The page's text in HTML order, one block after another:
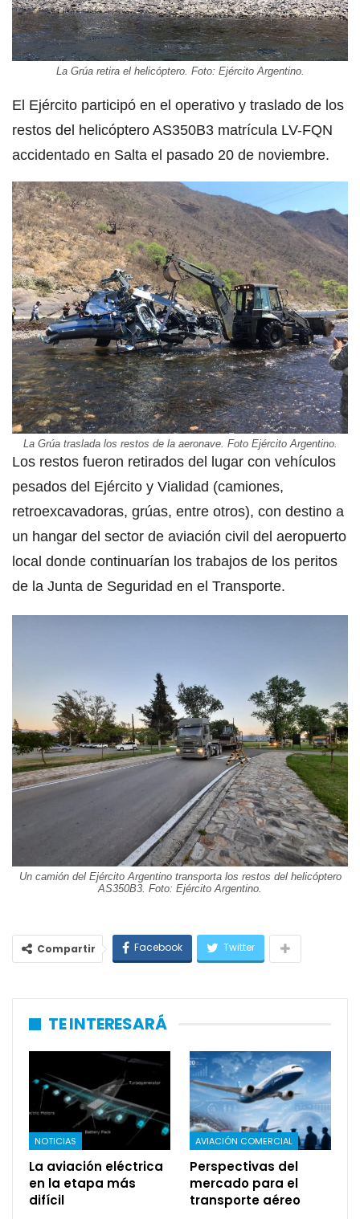
La Grúa retira el helicóptero. Foto: Ejército Argentino.
El Ejército participó en el operativo y traslado de los
restos del helicóptero AS350B3 matrícula LV-FQN
accidentado en Salta el pasado 20 de noviembre.
La Grúa traslada los restos de la aeronave. Foto Ejército Argentino.
Los restos fueron retirados del lugar con vehículos
pesados del Ejército y Vialidad (camiones,
retroexcavadoras, grúas, entre otros), con destino a
un hangar del sector de aviación civil del aeropuerto
local donde continuarían los trabajos de los peritos
de la Junta de Seguridad en el Transporte.
Un camión del Ejército Argentino transporta los restos del helicóptero
AS350B3. Foto: Ejército Argentino.
Compartir Facebook Twitter
TE INTERESARÁ
NOTICIAS
La aviación eléctrica
en la etapa más
difícil
AVIACIÓN COMERCIAL
Perspectivas del
mercado para el
transporte aéreo